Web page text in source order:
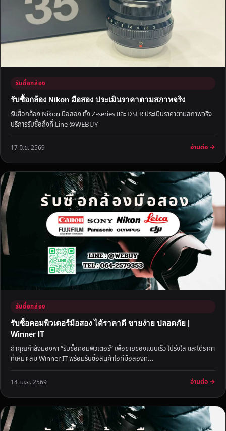
ร
า
รั
ถึ
ง
ใ
ค
รับซื้อกล้อง
รับซื้อกล้อง Nikon มือสอง ประเมินราคาตามสภาพจริง
รับซื้อกล้อง Nikon มือสอง ทั้ง Z-series และ DSLR ประเมินราคาตามสภาพจริง
บริการรับซื้อถึงที่ Line @WEBUY
17 มิ.ย. 2569 อ่านต่อ →
รับซื้อกล้อง
รับซื้อคอมพิวเตอร์มือสอง ได้ราคาดี ขายง่าย ปลอดภัย |
Winner IT
ถ้าคุณกำลังมองหา “รับซื้อคอมพิวเตอร์” เพื่อขายของแบบเร็ว โปร่งใส และได้ราคา
ที่เหมาะสม Winner IT พร้อมรับซื้อสินค้าไอทีมือสองท...
14 เม.ย. 2569 อ่านต่อ →